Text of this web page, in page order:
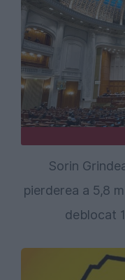
Sorin
pierderea a 5,8
deblocat